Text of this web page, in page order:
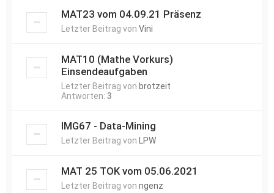
MAT23 vom 04.09.21 Präsenz
Letzter Beitrag von Vini
MAT10 (Mathe Vorkurs)
Einsendeaufgaben
Letzter Beitrag von brotzeit
Antworten: 3
IMG67 - Data-Mining
Letzter Beitrag von LPW
MAT 25 TOK vom 05.06.2021
Letzter Beitrag von ngenz